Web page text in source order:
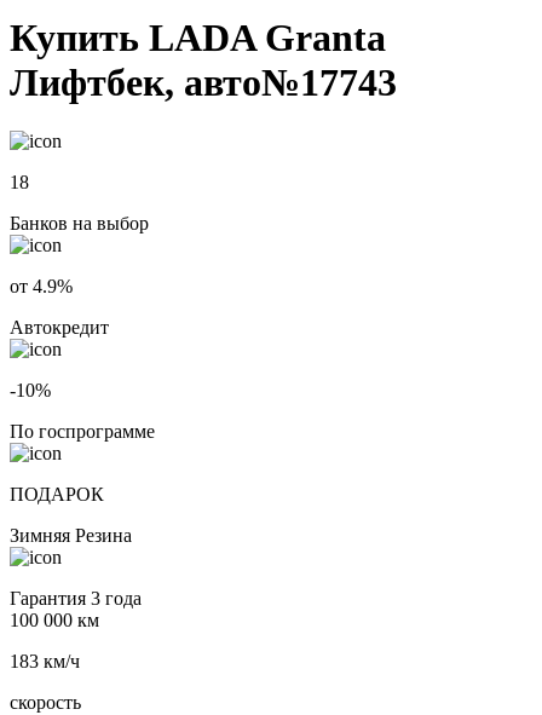
Купить LADA Granta
Лифтбек, авто№17743
18
Банков на выбор
от 4.9%
Автокредит
-10%
По госпрограмме
ПОДАРОК
Зимняя Резина
Гарантия 3 года
100 000 км
183 км/ч
скорость